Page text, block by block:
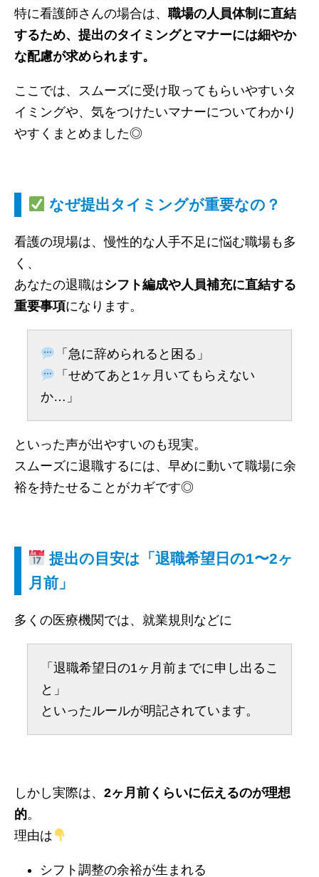
特に看護師さんの場合は、 職場の人員体制に直結
するため、提出のタイミングとマナーには細やか
な配慮が求められます。
ここでは、スムーズに受け取ってもらいやすいタ
イミングや、気をつけたいマナーについてわかり
やすくまとめました◎
なぜ提出タイミングが重要なの？
看護の現場は、慢性的な人手不足に悩む職場も多
く、
あなたの退職はシフト編成や人員補充に直結する
重要事項になります。
「急に辞められると困る」
「せめてあと1ヶ月いてもらえない
か…」
といった声が出やすいのも現実。
スムーズに退職するには、早めに動いて職場に余
裕を持たせることがカギです◎
提出の目安は「退職希望日の1〜2ヶ
月前」
多くの医療機関では、就業規則などに
「退職希望日の1ヶ月前までに申し出るこ
と」
といったルールが明記されています。
しかし実際は、 2ヶ月前くらいに伝えるのが理想
的。
理由は
シフト調整の余裕が生まれる